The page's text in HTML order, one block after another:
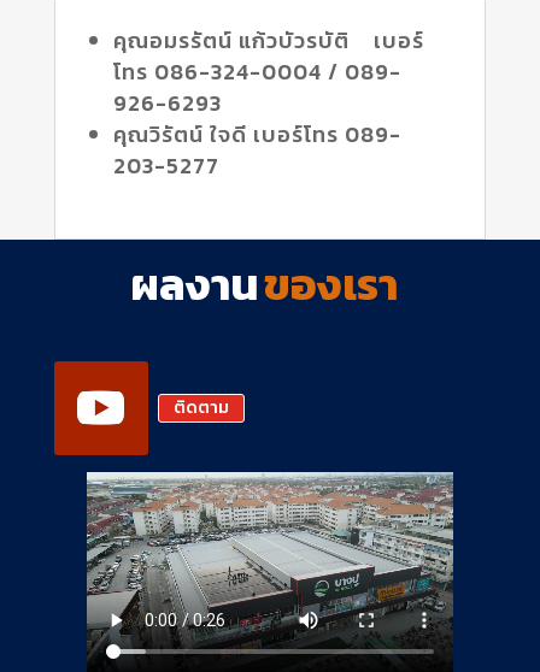
คุณอมรรัตน์ แก้วบัวรบัติ เบอร์
โทร 086-324-0004 / 089-
926-6293
คุณวิรัตน์ ใจดี เบอร์โทร 089-
203-5277
ผลงานของเรา
ติดตาม